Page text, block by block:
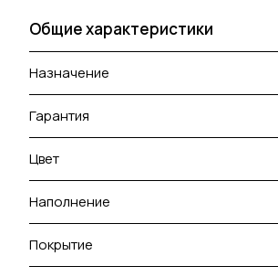
Общие характеристики
Назначение
Гарантия
Цвет
Наполнение
Покрытие